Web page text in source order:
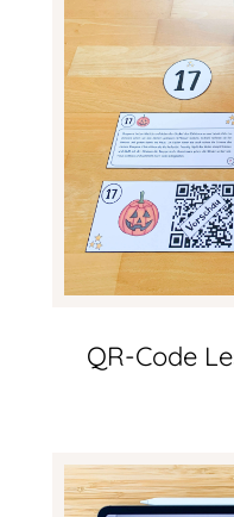
QR-Code